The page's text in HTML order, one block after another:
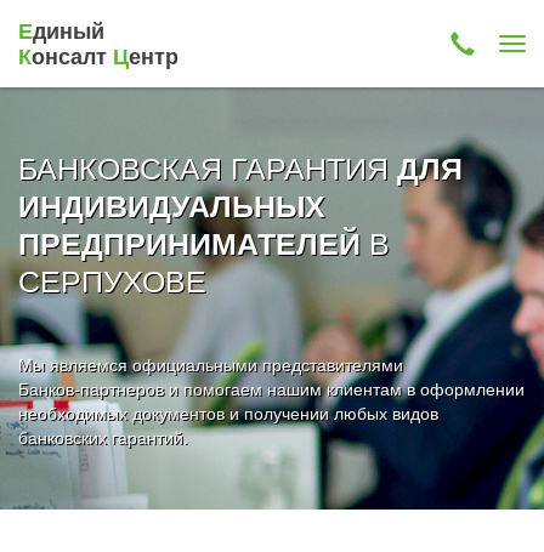
Единый
Консалт Центр
БАНКОВСКАЯ ГАРАНТИЯ ДЛЯ
ИНДИВИДУАЛЬНЫХ
ПРЕДПРИНИМАТЕЛЕЙ В
СЕРПУХОВЕ
Мы являемся официальными представителями
Банков-партнеров и помогаем нашим клиентам в оформлении
необходимых документов и получении любых видов
банковских гарантий.